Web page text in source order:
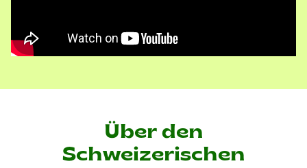
Über den
Schweizerischen